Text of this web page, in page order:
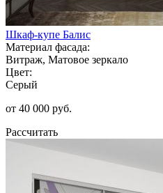
Шкаф-купе Балис
Материал фасада:
Витраж, Матовое зеркало
Цвет:
Серый
от 40 000 руб.
Рассчитать